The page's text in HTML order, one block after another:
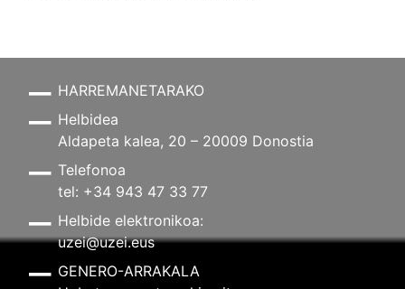
HARREMANETARAKO
Helbidea
Aldapeta kalea, 20 – 20009 Donostia
Telefonoa
tel: +34 943 47 33 77
Helbide elektronikoa:
uzei@uzei.eus
GENERO-ARRAKALA